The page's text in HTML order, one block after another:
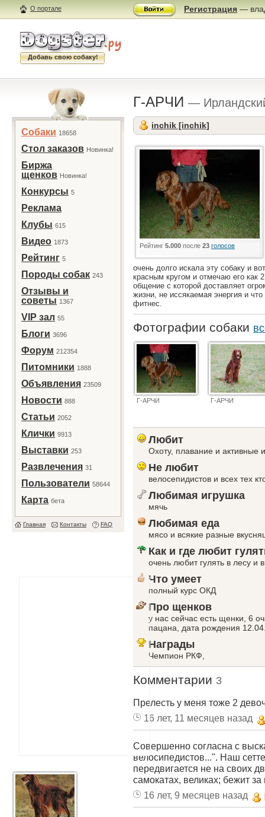
О портале Регистрация —
Добавь свою собаку!
Собаки 18658
Стол заказов Новинка!
Биржа
щенков Новинка!
Конкурсы 5
Реклама
Клубы 615
Видео 1873
Рейтинг 5
Породы собак 243
Отзывы и
советы 1367
VIP зал 55
Блоги 3696
Форум 212354
Питомники 1888
Объявления 23509
Новости 888
Статьи 2052
Клички 9913
Выставки 253
Развлечения 31
Пользователи 58644
Карта бета
Главная Контакты FAQ
Г-АРЧИ —
inchik [inchik]
Рейтинг 5.000 после 23 голосов
очень долго искала эту собаку и
красным кругом и отмечаю его как
общение с которой доставляет
жизни, не иссякаемая энергия и
фитнес.
Фотографии собаки
Г-АРЧИ Г-АРЧИ
Любит
Охоту, плавание и активные
Не любит
велосепидистов и всех тех
Любимая игрушка
мячь
Любимая еда
мясо и всякие разные
Как и где любит
очень любит гулять в лесу и
Что умеет
полный курс ОКД
Про щенков
у нас сейчас есть щенки, 6
пацана, дата рождения
Награды
Чемпион РКФ,
Комментарии 3
Прелесть у меня тоже 2
16 лет, 11 месяцев назад
Совершенно согласна с
велосипедистов...". Наш
передвигается не на своих
самокатах, великах; бежит
16 лет, 9 месяцев назад